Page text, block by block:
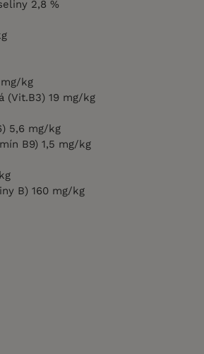
2,8 %
mg/kg
(Vit.B3) 19 mg/kg
5,6 mg/kg
B9) 1,5 mg/kg
B) 160 mg/kg